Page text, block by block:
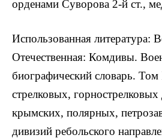
орденами Суворова 2-й ст.,
Использованная литература:
Отечественная: Комдивы.
биографический словарь.
стрелковых, горнострелковых
крымских, полярных,
дивизий ребольского